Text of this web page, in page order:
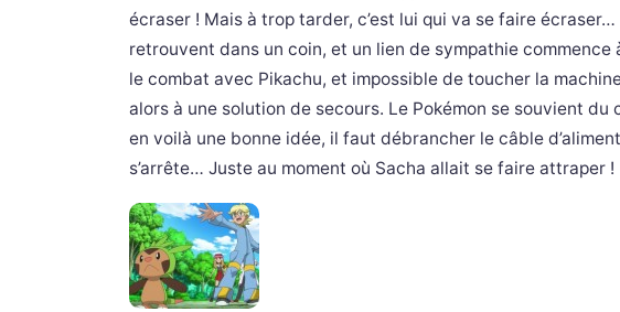
écraser ! Mais à trop tarder, c’est lui qui va se faire
retrouvent dans un coin, et un lien de sympathie
le combat avec Pikachu, et impossible de toucher la
alors à une solution de secours. Le Pokémon se souvient du
en voilà une bonne idée, il faut débrancher le câble
s’arrête… Juste au moment où Sacha allait se faire attraper !